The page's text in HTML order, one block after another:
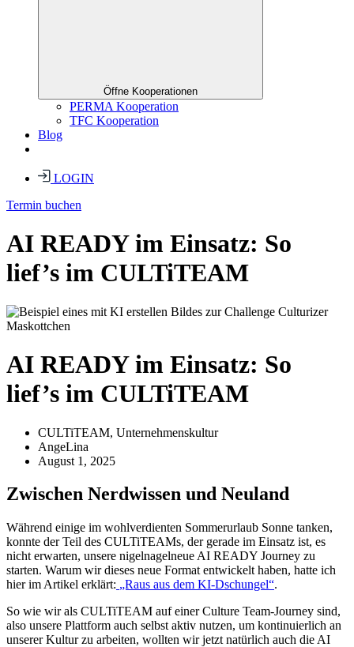
Öffne Kooperationen
PERMA Kooperation
TFC Kooperation
Blog
LOGIN
Termin buchen
AI READY im Einsatz: So
lief’s im CULTiTEAM
AI READY im Einsatz: So
lief’s im CULTiTEAM
CULTiTEAM, Unternehmenskultur
AngeLina
August 1, 2025
Zwischen Nerdwissen und Neuland
Während einige im wohlverdienten Sommerurlaub Sonne tanken,
konnte der Teil des CULTiTEAMs, der gerade im Einsatz ist, es
nicht erwarten, unsere nigelnagelneue AI READY Journey zu
starten. Warum wir dieses neue Format entwickelt haben, hatte ich
hier im Artikel erklärt: „Raus aus dem KI-Dschungel“.
So wie wir als CULTiTEAM auf einer Culture Team-Journey sind,
also unsere Plattform auch selbst aktiv nutzen, um kontinuierlich an
unserer Kultur zu arbeiten, wollten wir jetzt natürlich auch die AI